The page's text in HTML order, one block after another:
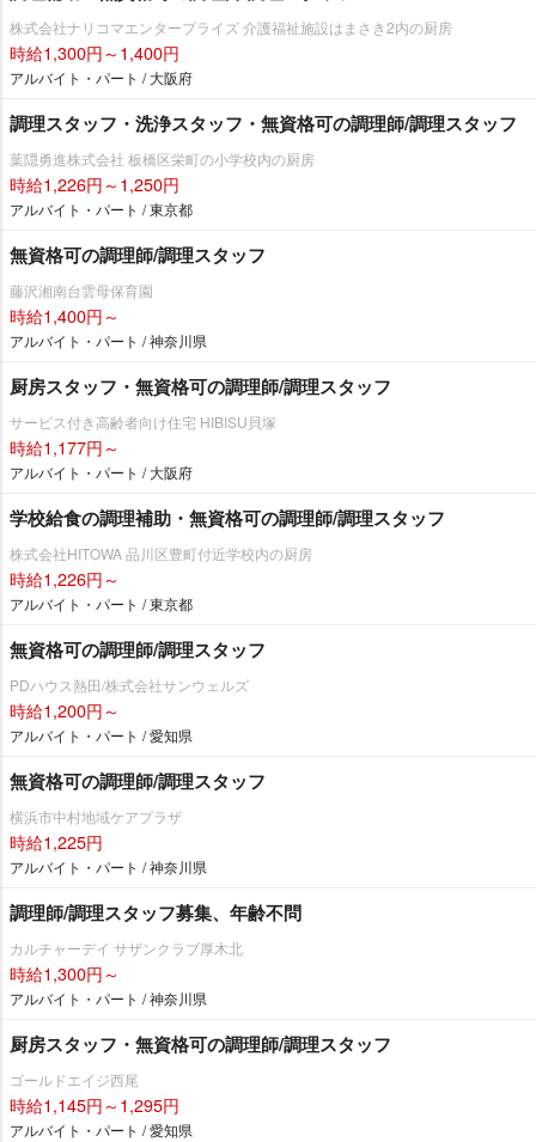
株式会社ナリコマエンタープライズ 介護福祉施設はまさき2内の厨房
時給1,300円～1,400円
アルバイト・パート / 大阪府
調理スタッフ・洗浄スタッフ・無資格可の調理師/調理スタッフ
葉隠勇進株式会社 板橋区栄町の小学校内の厨房
時給1,226円～1,250円
アルバイト・パート / 東京都
無資格可の調理師/調理スタッフ
藤沢湘南台雲母保育園
時給1,400円～
アルバイト・パート / 神奈川県
厨房スタッフ・無資格可の調理師/調理スタッフ
サービス付き高齢者向け住宅 HIBISU貝塚
時給1,177円～
アルバイト・パート / 大阪府
学校給食の調理補助・無資格可の調理師/調理スタッフ
株式会社HITOWA 品川区豊町付近学校内の厨房
時給1,226円～
アルバイト・パート / 東京都
無資格可の調理師/調理スタッフ
PDハウス熱田/株式会社サンウェルズ
時給1,200円～
アルバイト・パート / 愛知県
無資格可の調理師/調理スタッフ
横浜市中村地域ケアプラザ
時給1,225円
アルバイト・パート / 神奈川県
調理師/調理スタッフ募集、年齢不問
カルチャーデイ サザンクラブ厚木北
時給1,300円～
アルバイト・パート / 神奈川県
厨房スタッフ・無資格可の調理師/調理スタッフ
ゴールドエイジ西尾
時給1,145円～1,295円
アルバイト・パート / 愛知県